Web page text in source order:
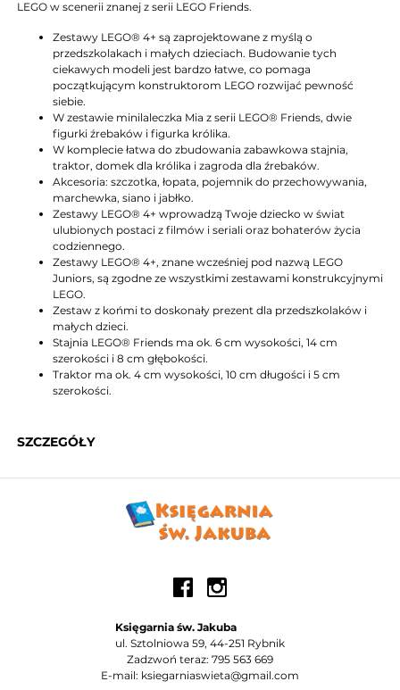
LEGO w scenerii znanej z serii LEGO Friends.
Zestawy LEGO® 4+ są zaprojektowane z myślą o
przedszkolakach i małych dzieciach. Budowanie tych
ciekawych modeli jest bardzo łatwe, co pomaga
początkującym konstruktorom LEGO rozwijać pewność
siebie.
W zestawie minilaleczka Mia z serii LEGO® Friends, dwie
figurki źrebaków i figurka królika.
W komplecie łatwa do zbudowania zabawkowa stajnia,
traktor, domek dla królika i zagroda dla źrebaków.
Akcesoria: szczotka, łopata, pojemnik do przechowywania,
marchewka, siano i jabłko.
Zestawy LEGO® 4+ wprowadzą Twoje dziecko w świat
ulubionych postaci z filmów i seriali oraz bohaterów życia
codziennego.
Zestawy LEGO® 4+, znane wcześniej pod nazwą LEGO
Juniors, są zgodne ze wszystkimi zestawami konstrukcyjnymi
LEGO.
Zestaw z końmi to doskonały prezent dla przedszkolaków i
małych dzieci.
Stajnia LEGO® Friends ma ok. 6 cm wysokości, 14 cm
szerokości i 8 cm głębokości.
Traktor ma ok. 4 cm wysokości, 10 cm długości i 5 cm
szerokości.
SZCZEGÓŁY
Księgarnia św. Jakuba
ul. Sztolniowa 59, 44-251 Rybnik
Zadzwoń teraz: 795 563 669
E-mail: ksiegarniaswieta@gmail.com